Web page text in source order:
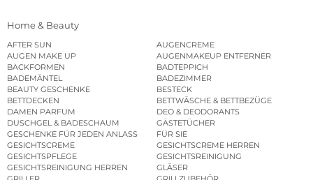
Home & Beauty
AFTER SUN
AUGENCREME
AUGEN MAKE UP
AUGENMAKEUP ENTFERNER
BACKFORMEN
BADTEPPICH
BADEMÄNTEL
BADEZIMMER
BEAUTY GESCHENKE
BESTECK
BETTDECKEN
BETTWÄSCHE & BETTBEZÜGE
DAMEN PARFUM
DEO & DEODORANTS
DUSCHGEL & BADESCHAUM
GÄSTETÜCHER
GESCHENKE FÜR JEDEN ANLASS
FÜR SIE
GESICHTSCREME
GESICHTSCREME HERREN
GESICHTSPFLEGE
GESICHTSREINIGUNG
GESICHTSREINIGUNG HERREN
GLÄSER